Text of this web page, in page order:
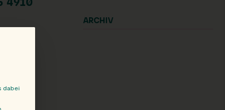
R
ARCHIV
dabei